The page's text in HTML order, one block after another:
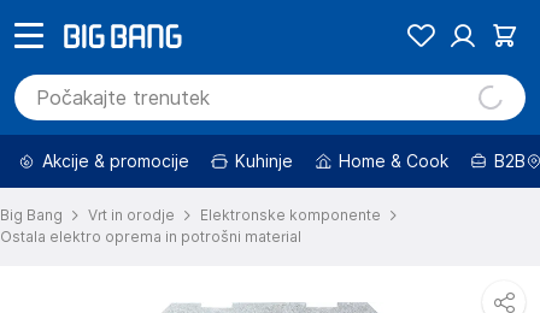
Akcije & promocije Kuhinje Home & Cook B2B
Big Bang Vrt in orodje
Elektronske komponente
Ostala elektro oprema in potrošni material